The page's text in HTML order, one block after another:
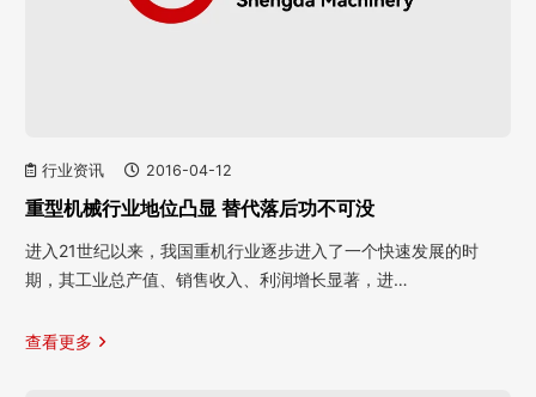
行业资讯 2016-04-12
重型机械行业地位凸显 替代落后功不可没
进入21世纪以来，我国重机行业逐步进入了一个快速发展的时
期，其工业总产值、销售收入、利润增长显著，进…
查看更多